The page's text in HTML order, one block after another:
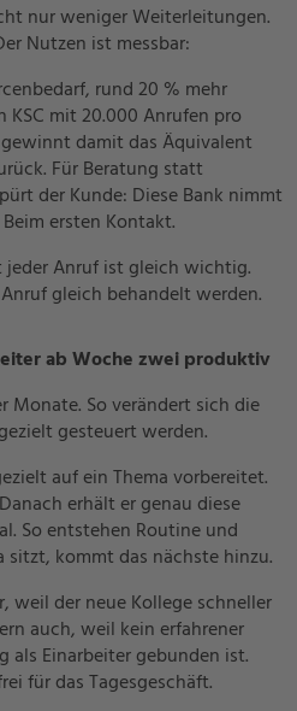
nur weniger Weiterleitungen.
Nutzen ist messbar:
rund 20 % mehr
KSC mit 20.000 Anrufen pro
damit das Äquivalent
Für Beratung statt
der Kunde: Diese Bank nimmt
ersten Kontakt.
Anruf ist gleich wichtig.
gleich behandelt werden.
ab Woche zwei produktiv
Monate. So verändert sich die
gesteuert werden.
auf ein Thema vorbereitet.
erhält er genau diese
So entstehen Routine und
sitzt, kommt das nächste hinzu.
weil der neue Kollege schneller
auch, weil kein erfahrener
Einarbeiter gebunden ist.
für das Tagesgeschäft.